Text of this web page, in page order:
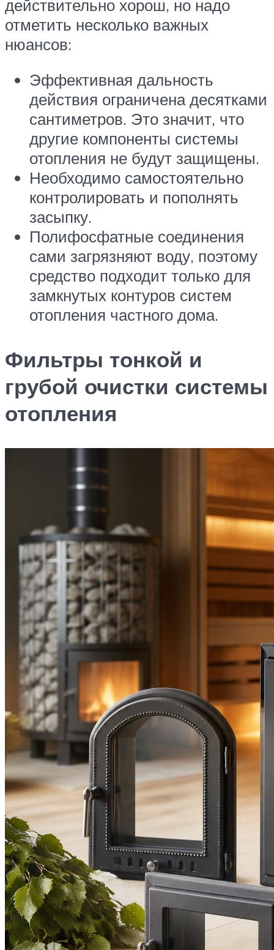
действительно хорош, но надо
отметить несколько важных
нюансов:
Эффективная дальность
действия ограничена десятками
сантиметров. Это значит, что
другие компоненты системы
отопления не будут защищены.
Необходимо самостоятельно
контролировать и пополнять
засыпку.
Полифосфатные соединения
сами загрязняют воду, поэтому
средство подходит только для
замкнутых контуров систем
отопления частного дома.
Фильтры тонкой и
грубой очистки системы
отопления